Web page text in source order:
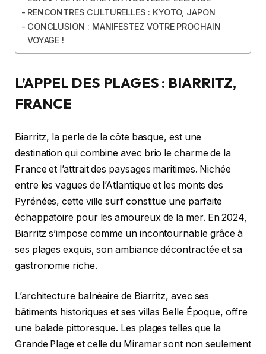
RENCONTRES CULTURELLES : KYOTO, JAPON
CONCLUSION : MANIFESTEZ VOTRE PROCHAIN
VOYAGE !
L’APPEL DES PLAGES : BIARRITZ,
FRANCE
Biarritz, la perle de la côte basque, est une
destination qui combine avec brio le charme de la
France et l’attrait des paysages maritimes. Nichée
entre les vagues de l’Atlantique et les monts des
Pyrénées, cette ville surf constitue une parfaite
échappatoire pour les amoureux de la mer. En 2024,
Biarritz s’impose comme un incontournable grâce à
ses plages exquis, son ambiance décontractée et sa
gastronomie riche.
L’architecture balnéaire de Biarritz, avec ses
bâtiments historiques et ses villas Belle Époque, offre
une balade pittoresque. Les plages telles que la
Grande Plage et celle du Miramar sont non seulement